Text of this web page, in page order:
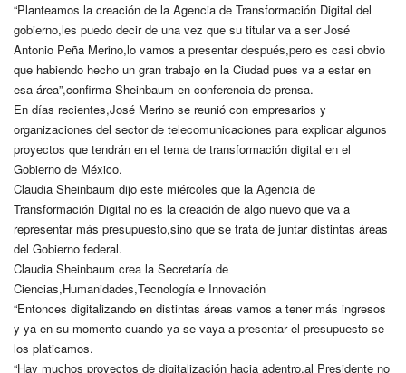
“Planteamos la creación de la Agencia de Transformación Digital del
gobierno,les puedo decir de una vez que su titular va a ser José
Antonio Peña Merino,lo vamos a presentar después,pero es casi obvio
que habiendo hecho un gran trabajo en la Ciudad pues va a estar en
esa área”,confirma Sheinbaum en conferencia de prensa.
En días recientes,José Merino se reunió con empresarios y
organizaciones del sector de telecomunicaciones para explicar algunos
proyectos que tendrán en el tema de transformación digital en el
Gobierno de México.
Claudia Sheinbaum dijo este miércoles que la Agencia de
Transformación Digital no es la creación de algo nuevo que va a
representar más presupuesto,sino que se trata de juntar distintas áreas
del Gobierno federal.
Claudia Sheinbaum crea la Secretaría de
Ciencias,Humanidades,Tecnología e Innovación
“Entonces digitalizando en distintas áreas vamos a tener más ingresos
y ya en su momento cuando ya se vaya a presentar el presupuesto se
los platicamos.
“Hay muchos proyectos de digitalización hacia adentro,al Presidente no